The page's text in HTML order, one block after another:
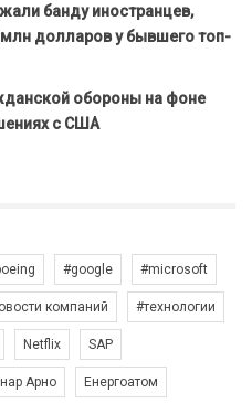
банду иностранцев,
долларов у бывшего топ-
обороны на фоне
с США
#google #microsoft
компаний #технологии
Netflix SAP
Арно Енергоатом